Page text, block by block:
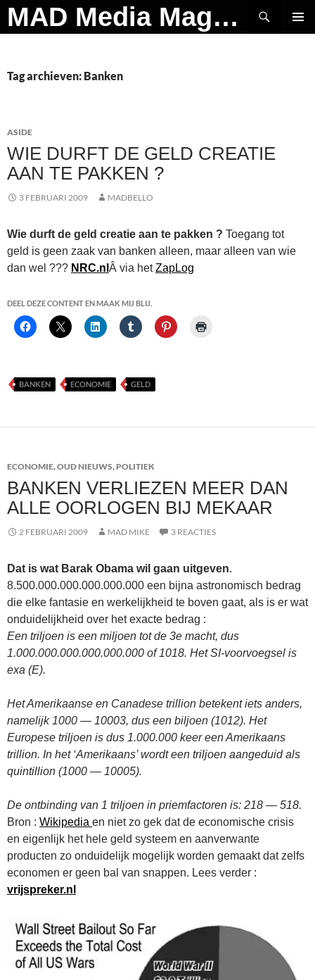
Ga
naar
MAD Media Magazine
Zoeken
Tag archieven: Banken
ASIDE
WIE DURFT DE GELD CREATIE
AAN TE PAKKEN ?
3 FEBRUARI 2009 MADBELLO
Wie durft de geld creatie aan te pakken ? Toegang tot
geld is geen zaak van banken alleen, maar alleen van wie
dan wel ??? NRC.nl Â via hetZapLog
DEEL DEZE CONTENT EN MAAK MIJ BLIJ.
BANKEN ECONOMIE GELD
ECONOMIE,OUD NIEUWS,POLITIEK
BANKEN VERLIEZEN MEER DAN
ALLE OORLOGEN BIJ MEKAAR
2 FEBRUARI 2009 MAD MIKE 3 REACTIES
Dat is wat Barak Obama wil gaan uitgeven.
8.500.000.000.000.000.000 een bijna astronomisch bedrag
die elke fantasie en werkelijkheid te boven gaat, als is er wat
onduidelijkheid over het exacte bedrag :
Een triljoen is een miljoen tot de 3e macht, dus
1.000.000.000.000.000.000 of 1018. Het SI-voorvoegsel is
exa (E).
Het Amerikaanse en Canadese trillion betekent iets anders,
namelijk 1000 — 10003, dus een biljoen (1012). Het
Europese triljoen is dus 1.000.000 keer een Amerikaans
trillion. In het ‘Amerikaans’ wordt een triljoen aangeduid als
quintillion (1000 — 10005).
De ontbinding van 1 triljoen in priemfactoren is: 218 — 518.
Bron : Wikipedia en niet zo gek dat de economische crisis
en eigenlijk het hele geld systeem en aanverwante
producten zo onduidelijk mogelijk worden gemaakt dat zelfs
economen er geen bal van snappen. Lees verder :
vrijspreker.nl